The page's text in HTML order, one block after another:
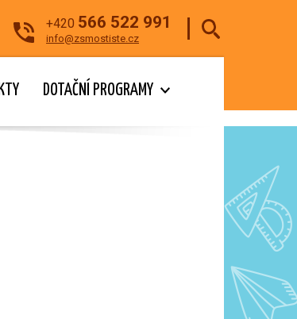
+420 566 522 991
info@zsmostiste.cz
DOTAČNÍ PROGRAMY